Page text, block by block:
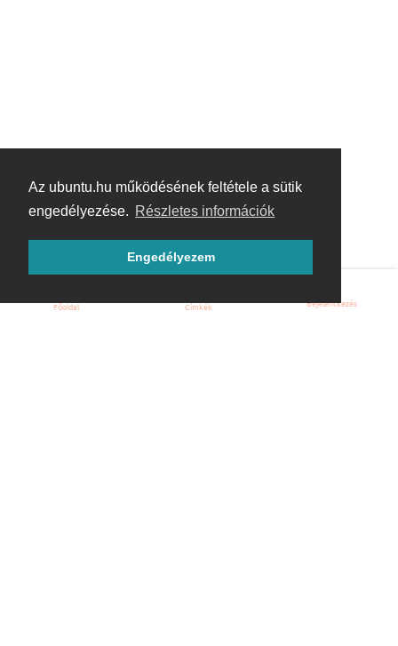
Az ubuntu.hu működésének feltétele a sütik
engedélyezése. Részletes információk
Engedélyezem
Főoldal Címkék Bejelentkezés